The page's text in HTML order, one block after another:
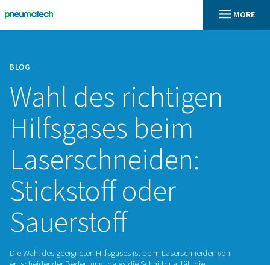
BLOG
Wahl des
Hilfsgases beim
Laserschneiden:
Stickstoff oder